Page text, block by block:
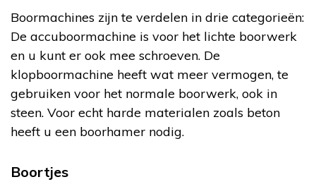
Boormachines zijn te verdelen in drie categorieën:
De accuboormachine is voor het lichte boorwerk
en u kunt er ook mee schroeven. De
klopboormachine heeft wat meer vermogen, te
gebruiken voor het normale boorwerk, ook in
steen. Voor echt harde materialen zoals beton
heeft u een boorhamer nodig.
Boortjes